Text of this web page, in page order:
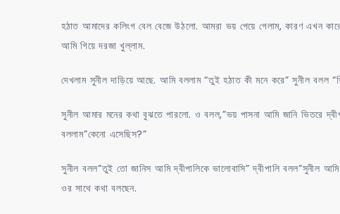
হঠাত আমাদের কলিংগ বেল বেজে উঠলো. আমরা ভয় পেয়ে গেলাম, কারণ এখন
আমি গিয়ে দরজা খুল্লাম.
দেখলাম সুনীল দাড়িয়ে আছে. আমি বললাম “তুই হঠাত কী মনে করে” সুনীল
সুনীল আমার মনের কথা বুঝতে পারলো. ও বলল,”ভয় পাসনা আমি জানি ভিতরে
বললাম”কেনো এসেছিস?”
সুনীল বলল”তুই তো জানিস আমি দ্বীপালিকে ভালোবাসি” দ্বীপালি বলল”সুনীল
ওর সাথে কথা বলছেন.